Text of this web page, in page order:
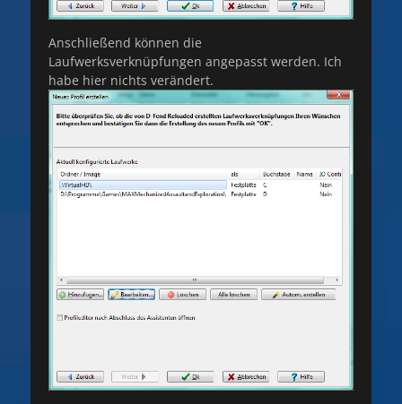
Anschließend können die
Laufwerksverknüpfungen angepasst werden. Ich
habe hier nichts verändert.